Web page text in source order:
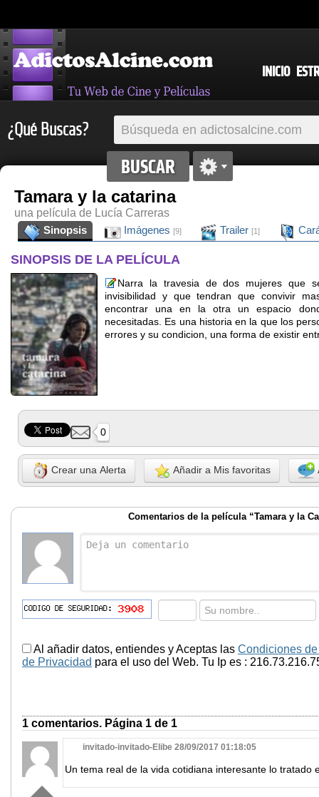
INICIO
¿Qué Buscas?
Tamara y la catarina
una película de Lucía Carreras
Sinopsis
Imágenes [9] Trailer [1]
SINOPSIS DE LA PELÍCULA
Narra la travesia de dos mujeres que
invisibilidad y que tendran que convivir
encontrar una en la otra un espacio
necesitadas. Es una historia en la que los
errores y su condicion, una forma de existir
0
Crear una Alerta Añadir a Mis favoritas
Comentarios de la película “Tamara y la
Al añadir datos, entiendes y Aceptas las Condiciones
de Privacidad para el uso del Web. Tu Ip es :
1 comentarios. Página 1 de 1
invitado-invitado-Elibe 28/09/2017 01:18:05
Un tema real de la vida cotidiana interesante lo tratado